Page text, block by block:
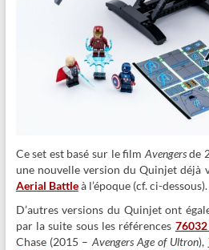
Ce set est basé sur le film Avengersde
une nouvelle version du Quinjet déjà
Aerial Battleà l’époque (cf. ci-dessous).
D’autres versions du Quinjet ont
par la suite sous les références
Chase (2015 – Avengers Age of Ultron),